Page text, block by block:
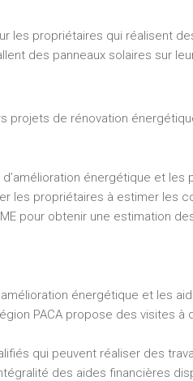
propriétaires qui réalisent
des panneaux solaires sur
projets de rénovation
énergétique et les
les propriétaires à estimer les
pour obtenir une estimation
énergétique et les
PACA propose des visites
qui peuvent réaliser des
des aides financières